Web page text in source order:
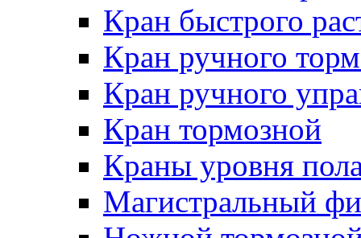
Кран быстрого
Кран ручного
Кран ручного
Кран тормозной
Краны уровня
Магистральный